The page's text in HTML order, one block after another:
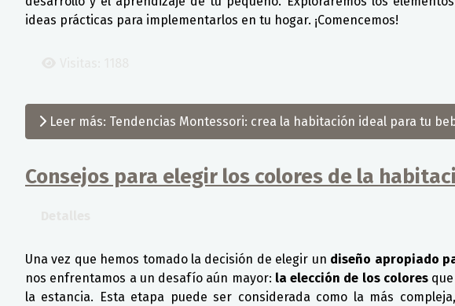
ideas prácticas para implementarlos en tu hogar. ¡Comencemos!
Leer más: Tendencias Montessori: crea la habitación ideal para tu
Consejos para elegir los colores de la
Una vez que hemos tomado la decisión de elegir un diseño apropiado
nos enfrentamos a un desafío aún mayor: la elección de los coloresque
la estancia. Esta etapa puede ser considerada como la más